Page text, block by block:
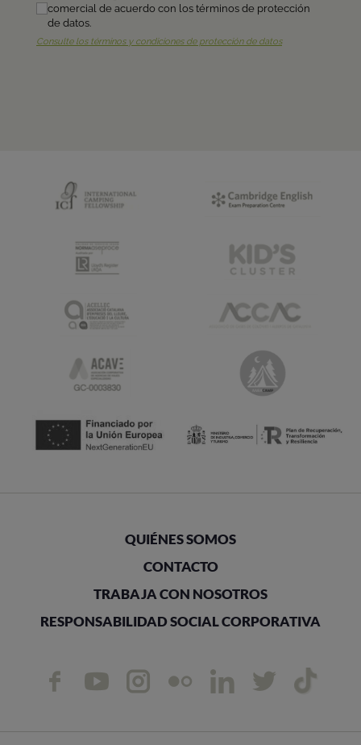
QUIÉNES SOMOS
CONTACTO
TRABAJA CON NOSOTROS
RESPONSABILIDAD SOCIAL CORPORATIVA